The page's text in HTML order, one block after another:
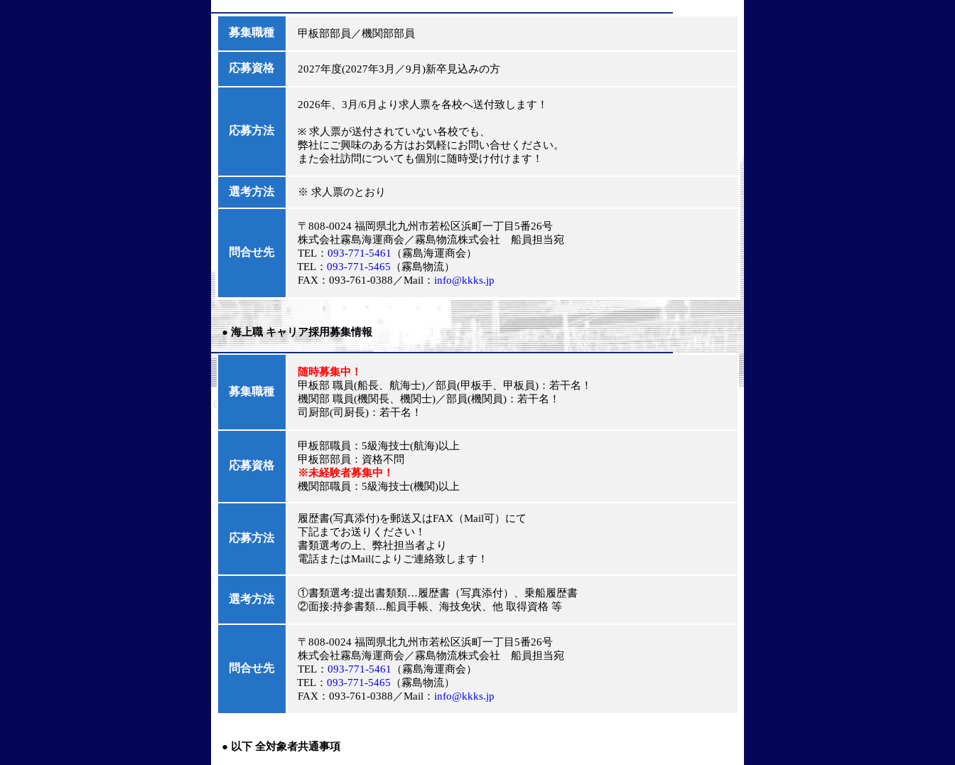
募集職種 甲板部部員／機関部部員
応募資格 2027年度(2027年3月／9月)新卒見込みの方
応募方法
2026年、3月/6月より求人票を各校へ送付致します！
※ 求人票が送付されていない各校でも、
弊社にご興味のある方はお気軽にお問い合せください。
また会社訪問についても個別に随時受け付けます！
選考方法 ※ 求人票のとおり
問合せ先
〒808-0024 福岡県北九州市若松区浜町一丁目5番26号
株式会社霧島海運商会／霧島物流株式会社 船員担当宛
TEL： 093-771-5461
（霧島海運商会）
TEL： 093-771-5465 （霧島物流）
FAX：093-761-0388／Mail： info@kkks.jp
● 海上職キャリア採用募集情報
募集職種
随時募集中！
甲板部 職員(船長、航海士)／部員(甲板手、甲板員)：若干名 ！
機関部 職員(機関長、機関士)／部員(機関員)：若干名 ！
司厨部(司厨長)：若干名 ！
応募資格
甲板部職員：5級海技士(航海)以上
甲板部部員：資格不問
※未経験者募集中！
機関部職員：5級海技士(機関)以上
応募方法
履歴書(写真添付)を郵送又はFAX（Mail可）にて
下記までお送りください！
書類選考の上、弊社担当者より
電話またはMailによりご連絡致します！
選考方法
①書類選考:提出書類類…履歴書（写真添付）、乗船履歴書
②面接:持参書類…船員手帳、海技免状、他 取得資格 等
問合せ先
〒808-0024 福岡県北九州市若松区浜町一丁目5番26号
株式会社霧島海運商会／霧島物流株式会社 船員担当宛
TEL： 093-771-5461
（霧島海運商会）
TEL： 093-771-5465 （霧島物流）
FAX：093-761-0388／Mail： info@kkks.jp
● 以下 全対象者共通事項